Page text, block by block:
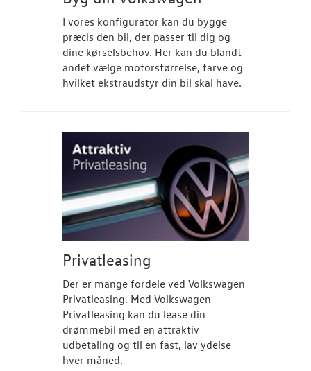
I vores konfigurator kan du bygge
præcis den bil, der passer til dig og
dine kørselsbehov. Her kan du blandt
andet vælge motorstørrelse, farve og
hvilket ekstraudstyr din bil skal have.
Privatleasing
Der er mange fordele ved Volkswagen
Privatleasing. Med Volkswagen
Privatleasing kan du lease din
drømmebil med en attraktiv
udbetaling og til en fast, lav ydelse
hver måned.